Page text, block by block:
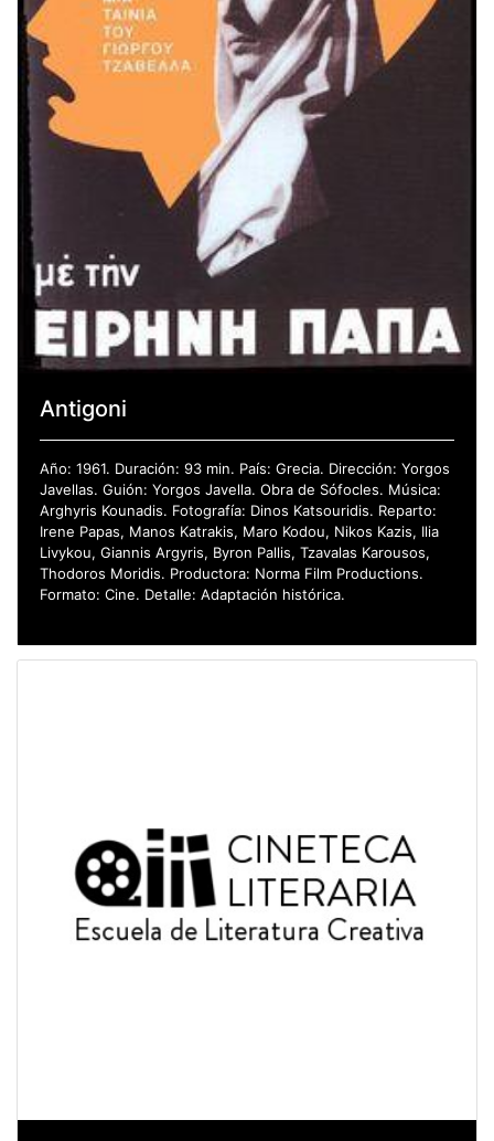
Antigoni
Año: 1961. Duración: 93 min. País: Grecia. Dirección: Yorgos
Javellas. Guión: Yorgos Javella. Obra de Sófocles. Música:
Arghyris Kounadis. Fotografía: Dinos Katsouridis. Reparto:
Irene Papas, Manos Katrakis, Maro Kodou, Nikos Kazis, Ilia
Livykou, Giannis Argyris, Byron Pallis, Tzavalas Karousos,
Thodoros Moridis. Productora: Norma Film Productions.
Formato: Cine. Detalle: Adaptación histórica.